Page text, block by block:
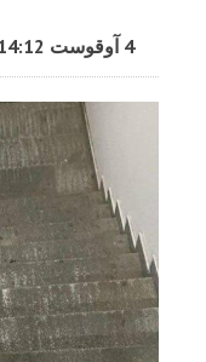
4 آوقوست 14:12